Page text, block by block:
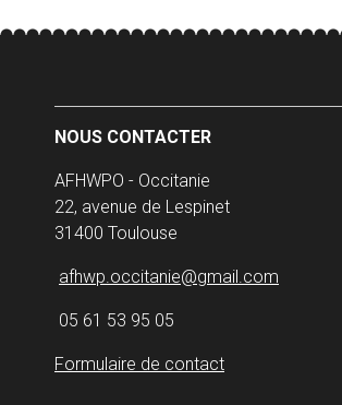
NOUS CONTACTER
AFHWPO - Occitanie
22, avenue de Lespinet
31400 Toulouse
afhwp.occitanie@gmail.com
05 61 53 95 05
Formulaire de contact